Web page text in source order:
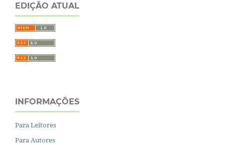
EDIÇÃO ATUAL
INFORMAÇÕES
Para Leitores
Para Autores